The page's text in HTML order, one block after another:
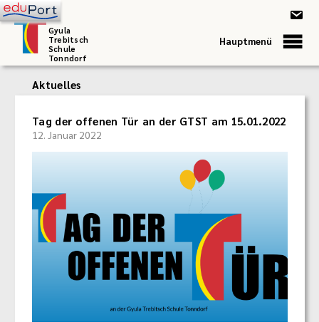
Gyula
Trebitsch
Schule
Tonndorf
Hauptmenü
Aktuelles
Tag der offenen Tür an der GTST am 15.01.2022
12. Januar 2022